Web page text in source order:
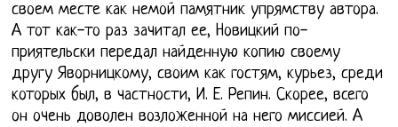
своем месте как немой памятник упрямству автора.
А тот как-то раз зачитал ее, Новицкий по-
приятельски передал найденную копию своему
другу Яворницкому, своим как гостям, курьез, среди
которых был, в частности, И. Е. Репин. Скорее, всего
он очень доволен возложенной на него миссией. А